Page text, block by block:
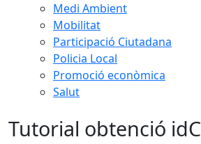
Medi Ambient
Mobilitat
Participació Ciutadana
Policia Local
Promoció econòmica
Salut
Tutorial obtenció